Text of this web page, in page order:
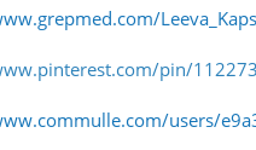
pin/
users/